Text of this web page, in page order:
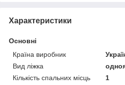
Характеристики
Основні
Країна виробник
Вид ліжка
Кількість спальних місць
1